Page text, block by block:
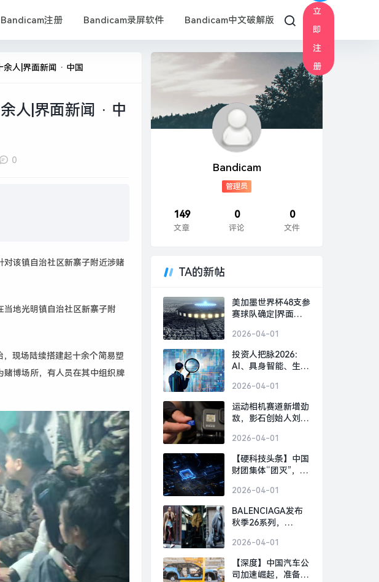
Bandicam注册 Bandicam录屏软件 Bandicam中文破解版
立
即
注
册
人|界面新闻 · 中国
人|界面新闻 · 中
0
该镇自治社区新寨子附近涉赌
当地光明镇自治社区新寨子附
现场陆续搭建起十余个简易塑
博场所，有人员在其中组织牌
Bandicam
管理员
149
文章
0
评论
0
文件
TA的新帖
美加墨世界杯48支参
赛球队确定|界面新
2026-04-01
投资人把脉2026：
AI、具身智能、生物
金超级独角兽 | 界面
预言家⑥|界面新闻 ·
科技
2026-04-01
运动相机赛道新增劲
敌，影石创始人刘靖
划”恶意挖人|界面新
闻 · 科技
2026-04-01
【硬科技头条】中国
财团集体“团灭”，英
购何以崩盘？|界面
新闻
2026-04-01
BALENCIAGA发布
秋季26系列，
京旗舰店启幕｜是日
美好事物|界面新闻 ·
时尚
2026-04-01
【深度】中国汽车公
司加速崛起，准备好